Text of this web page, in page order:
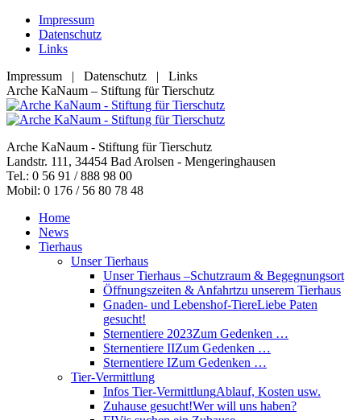
Zum
Inhalt
springen
Impressum
Datenschutz
Links
Impressum | Datenschutz | Links
Facebook
page
opens
new
window
YouTube
page
opens
new
window
RSS
page
opens
new
window
E-
Mail
page
in
new
window
Arche KaNaum – Stiftung für Tierschutz
Arche KaNaum - Stiftung für Tierschutz
Landstr. 111, 34454 Bad Arolsen - Mengeringhausen
Tel.: 0 56 91 / 888 98 00
Mobil: 0 176 / 56 80 78 48
Home
News
Tierhaus
Unser Tierhaus
Unser Tierhaus –Schutzraum & Begegnungsort
Öffnungszeiten & Anfahrtzu unserem Tierhaus
Gnaden- und Lebenshof-TiereLiebe Paten
gesucht!
Sternentiere 2023Zum Gedenken …
Sternentiere IIZum Gedenken …
Sternentiere IZum Gedenken …
Tier-Vermittlung
Infos Tier-VermittlungAblauf, Kosten usw.
Zuhause gesucht!Wer will uns haben?